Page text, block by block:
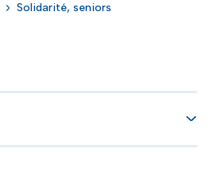
Solidarité, seniors